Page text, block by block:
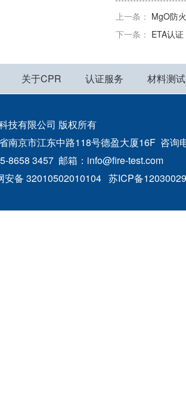
上一条： MgO防
下一条： ETA认
关于CPR 认证服务 材料测试
技有限公司 版权所有
南京市江东中路118号德盈大厦16F 咨
8658 3457 邮箱：info@fire-test.com
安备 32010502010104 苏ICP备